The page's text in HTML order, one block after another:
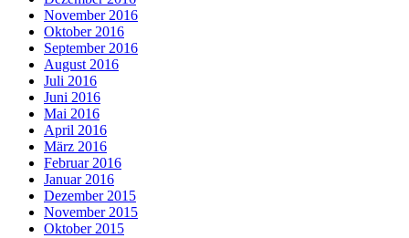
November 2016
Oktober 2016
September 2016
August 2016
Juli 2016
Juni 2016
Mai 2016
April 2016
März 2016
Februar 2016
Januar 2016
Dezember 2015
November 2015
Oktober 2015